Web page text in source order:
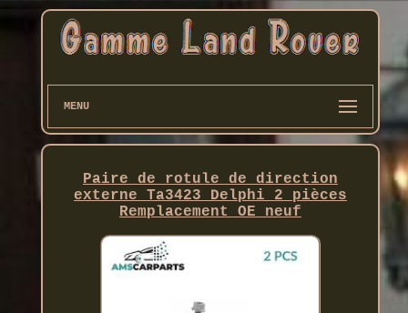
MENU
Paire de rotule de direction
externe Ta3423 Delphi 2 pièces
Remplacement OE neuf